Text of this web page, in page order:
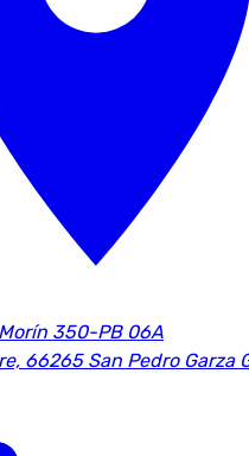
350-PB 06A
66265 San Pedro Garza